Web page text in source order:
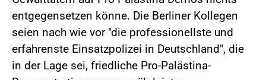
entgegensetzen könne. Die Berliner Kollegen
seien nach wie vor "die professionellste und
erfahrenste Einsatzpolizei in Deutschland", die
in der Lage sei, friedliche Pro-Palästina-